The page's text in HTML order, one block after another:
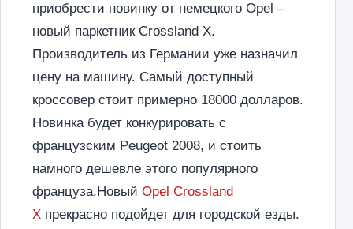
приобрести новинку от немецкого Opel –
новый паркетник Crossland X.
Производитель из Германии уже назначил
цену на машину. Самый доступный
кроссовер стоит примерно 18000 долларов.
Новинка будет конкурировать с
французским Peugeot 2008, и стоить
намного дешевле этого популярного
француза.Новый Opel Crossland
X прекрасно подойдет для городской езды.